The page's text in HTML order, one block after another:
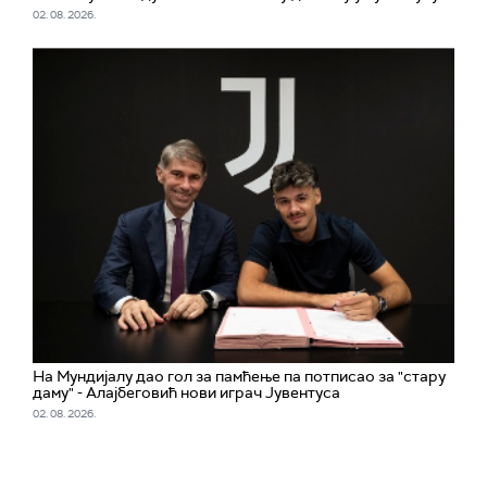
02. 08. 2026.
На Мундијалу дао гол за памћење па потписао за "стару
даму" - Алајбеговић нови играч Јувентуса
02. 08. 2026.